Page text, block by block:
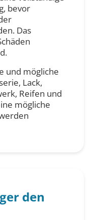
bevor
Das
und mögliche
Lack,
Reifen und
mögliche
den